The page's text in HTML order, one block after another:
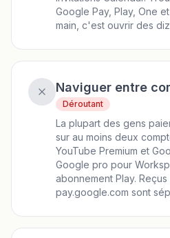
Google Pay, Play, One
main, c'est ouvrir des
Naviguer entre
Déroutant
La plupart des gens
sur au moins deux
YouTube Premium et
Google pro pour
abonnement Play.
pay.google.com sont